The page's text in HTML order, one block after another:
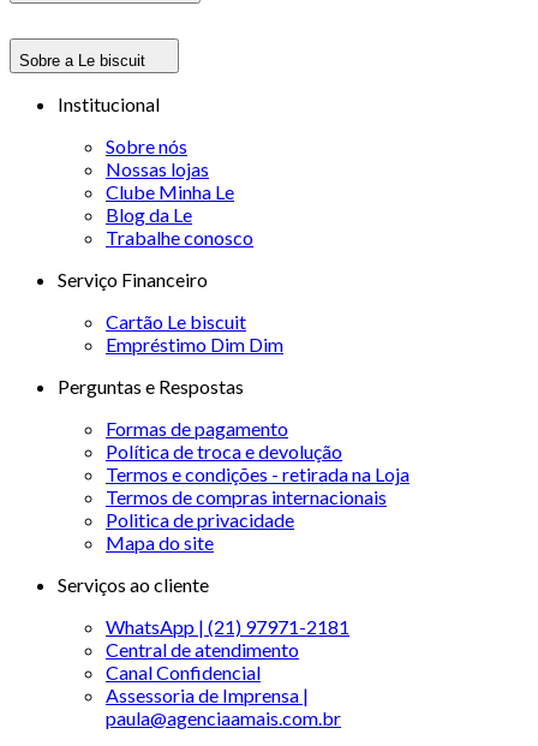
Sobre a Le biscuit
Institucional
Sobre nós
Nossas lojas
Clube Minha Le
Blog da Le
Trabalhe conosco
Serviço Financeiro
Cartão Le biscuit
Empréstimo Dim Dim
Perguntas e Respostas
Formas de pagamento
Política de troca e devolução
Termos e condições - retirada na Loja
Termos de compras internacionais
Politica de privacidade
Mapa do site
Serviços ao cliente
WhatsApp | (21) 97971-2181
Central de atendimento
Canal Confidencial
Assessoria de Imprensa |
paula@agenciaamais.com.br